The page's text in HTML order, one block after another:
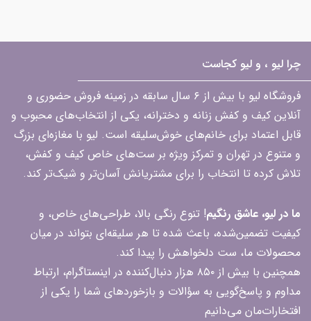
چرا لیو ، و لیو کجاست
فروشگاه لیو با بیش از ۶ سال سابقه در زمینه فروش حضوری و
آنلاین کیف و کفش زنانه و دخترانه، یکی از انتخاب‌های محبوب و
قابل اعتماد برای خانم‌های خوش‌سلیقه است. لیو با مغازه‌ای بزرگ
و متنوع در تهران و تمرکز ویژه بر ست‌های خاص کیف و کفش،
تلاش کرده تا انتخاب را برای مشتریانش آسان‌تر و شیک‌تر کند.
ما در لیو، عاشق رنگیم! تنوع رنگی بالا، طراحی‌های خاص، و
کیفیت تضمین‌شده، باعث شده تا هر سلیقه‌ای بتواند در میان
محصولات ما، ست دلخواهش را پیدا کند.
همچنین با بیش از ۸۵۰ هزار دنبال‌کننده در اینستاگرام، ارتباط
مداوم و پاسخ‌گویی به سؤالات و بازخوردهای شما را یکی از
افتخارات‌مان می‌دانیم